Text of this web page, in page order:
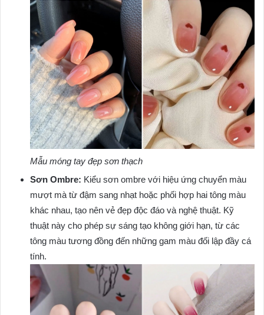
Mẫu móng tay đẹp sơn thạch
Sơn Ombre: Kiểu sơn ombre với hiệu ứng chuyển màu
mượt mà từ đậm sang nhạt hoặc phối hợp hai tông màu
khác nhau, tạo nên vẻ đẹp độc đáo và nghệ thuật. Kỹ
thuật này cho phép sự sáng tạo không giới hạn, từ các
tông màu tương đồng đến những gam màu đối lập đầy cá
tính.